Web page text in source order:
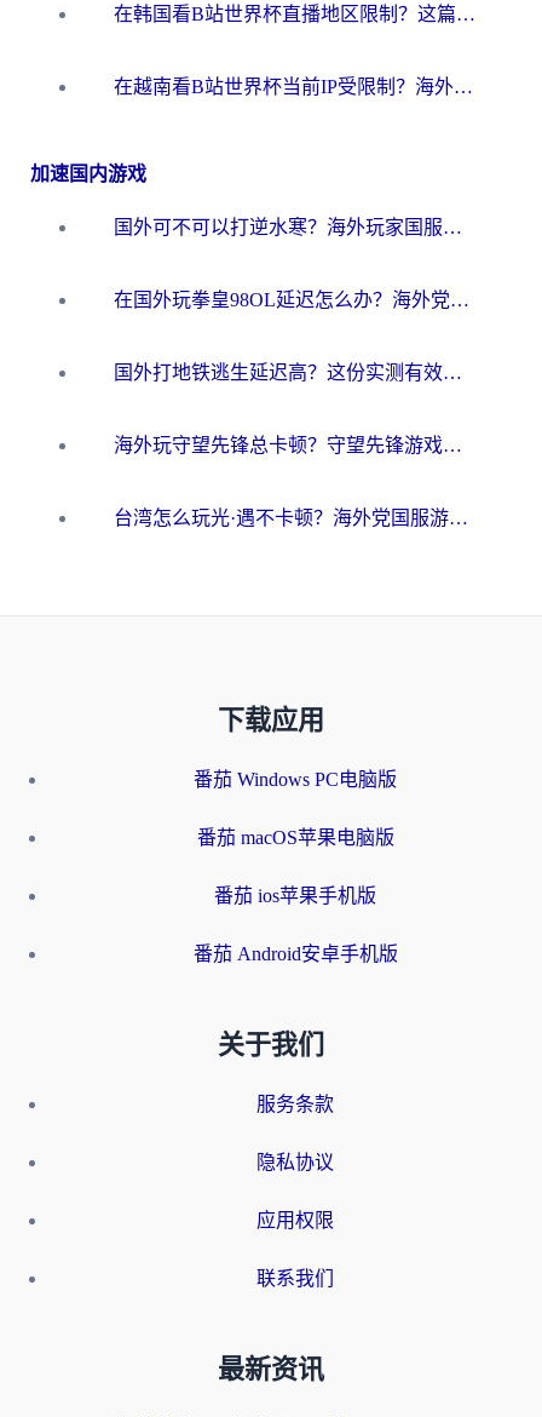
在韩国看B站世界杯直播地区限制？这篇指南让你告别“当前地区不可播放”
在越南看B站世界杯当前IP受限制？海外党体育观赛终极指南来了
加速国内游戏
国外可不可以打逆水寒？海外玩家国服畅玩终极指南（附漫威荒野乱斗加速方案）
在国外玩拳皇98OL延迟怎么办？海外党亲测有效的低延迟指南
国外打地铁逃生延迟高？这份实测有效的低延迟指南帮你吃鸡
海外玩守望先锋总卡顿？守望先锋游戏加速器在哪里买&避坑指南（附欧洲非洲游戏实测）
台湾怎么玩光·遇不卡顿？海外党国服游戏加速终极攻略（附实测体验）
下载应用
番茄 Windows PC电脑版
番茄 macOS苹果电脑版
番茄 ios苹果手机版
番茄 Android安卓手机版
关于我们
服务条款
隐私协议
应用权限
联系我们
最新资讯